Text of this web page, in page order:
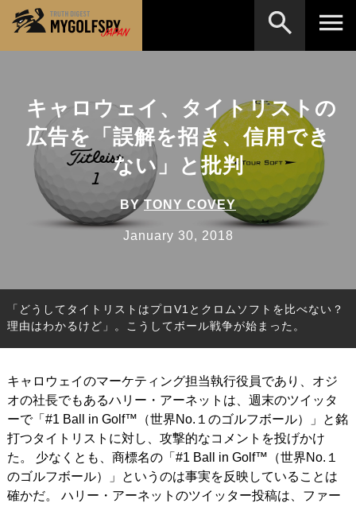
キャロウェイ、タイトリストの
広告を「誤解を招き、信用でき
ない」と批判
BYTONY COVEY
January 30, 2018
「どうしてタイトリストはプロV1とクロムソフトを比べない？
理由はわかるけど」。こうしてボール戦争が始まった。
キャロウェイのマーケティング担当執行役員であり、オジ
オの社長でもあるハリー・アーネットは、週末のツイッタ
ーで「#1 Ball in Golf™（世界No.１のゴルフボール）」と銘
打つタイトリストに対し、攻撃的なコメントを投げかけ
た。 少なくとも、商標名の「#1 Ball in Golf™（世界No.１
のゴルフボール）」というのは事実を反映していることは
確かだ。 ハリー・アーネットのツイッター投稿は、ファー
NEW RELEASES 新製品情報
HOW TO ゴルフ上達・実践テクニック
テスト・データ検証
Golf News ゴルフニュース
FAIRWAY WOODS フェアウェイウッド
HYBRIDS ハイブリッド
IRONS アイアン
WEDGES ウェッジ
PUTTERS パター
OTHER その他
※メーカー名やクラブ名など、検索したい事柄を入
力してください。
検索